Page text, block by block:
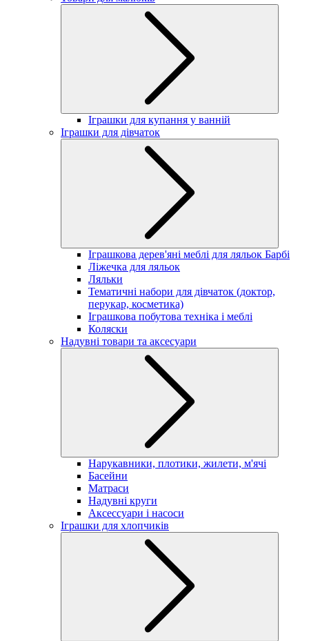
Іграшки для купання у ванній
Іграшки для дівчаток
Іграшкова дерев'яні меблі для ляльок Барбі
Ліжечка для ляльок
Ляльки
Тематичні набори для дівчаток (доктор,
перукар, косметика)
Іграшкова побутова техніка і меблі
Коляски
Надувні товари та аксесуари
Нарукавники, плотики, жилети, м'ячі
Басейни
Матраси
Надувні круги
Аксессуари і насоси
Іграшки для хлопчиків